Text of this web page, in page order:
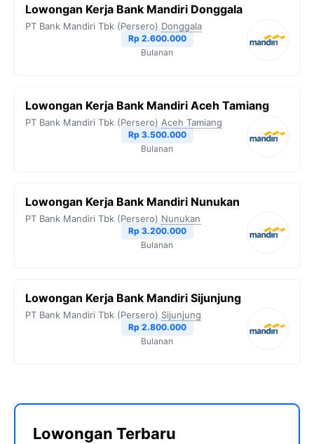
Lowongan Kerja Bank Mandiri Donggala
PT Bank Mandiri Tbk (Persero) Donggala
Rp 2.600.000
Bulanan
Lowongan Kerja Bank Mandiri Aceh Tamiang
PT Bank Mandiri Tbk (Persero) Aceh Tamiang
Rp 3.500.000
Bulanan
Lowongan Kerja Bank Mandiri Nunukan
PT Bank Mandiri Tbk (Persero) Nunukan
Rp 3.200.000
Bulanan
Lowongan Kerja Bank Mandiri Sijunjung
PT Bank Mandiri Tbk (Persero) Sijunjung
Rp 2.800.000
Bulanan
Lowongan Terbaru